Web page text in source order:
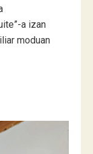
a izan
moduan